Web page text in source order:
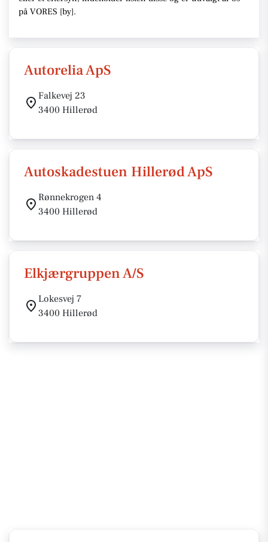
på VORES [by].
Autorelia ApS
Falkevej 23
3400 Hillerød
Autoskadestuen Hillerød ApS
Rønnekrogen 4
3400 Hillerød
Elkjærgruppen A/S
Lokesvej 7
3400 Hillerød